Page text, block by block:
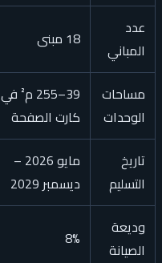
عدد
المباني
18 مبنى
مساحات
الوحدات
39–255 م² في
كارت الصفحة
تاريخ
التسليم
مايو 2026 –
ديسمبر 2029
وديعة
الصيانة
8%